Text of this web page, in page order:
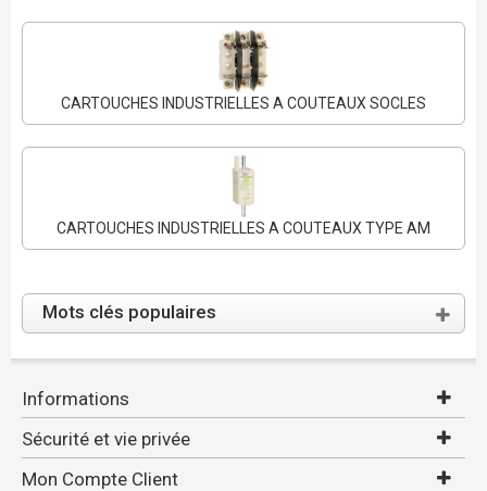
CARTOUCHES INDUSTRIELLES A COUTEAUX SOCLES
CARTOUCHES INDUSTRIELLES A COUTEAUX TYPE AM
Mots clés populaires
Informations
Sécurité et vie privée
Mon Compte Client